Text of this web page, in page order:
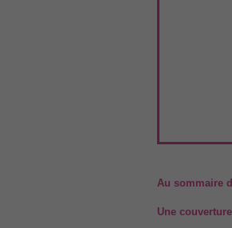
Au sommaire
Une